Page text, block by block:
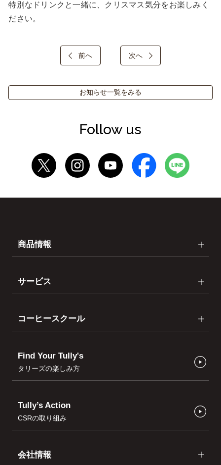
特別なドリンクと一緒に、クリスマス気分をお楽しみく
ださい。
前へ 次へ
お知らせ一覧をみる
Follow us
商品情報
サービス
コーヒースクール
Find Your Tully's
タリーズの楽しみ方
Tully’s Action
CSRの取り組み
会社情報